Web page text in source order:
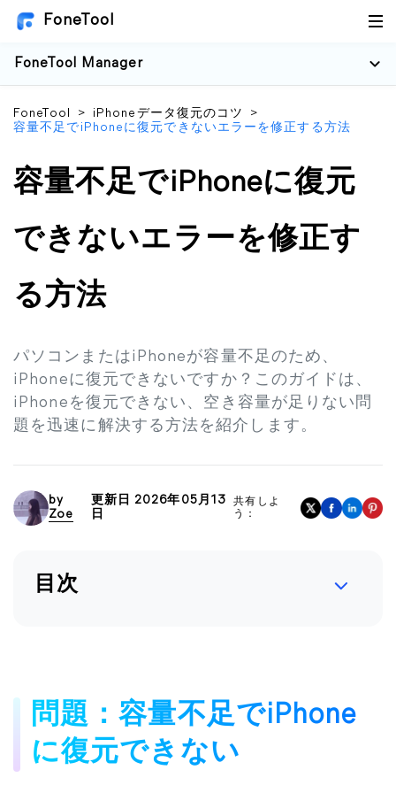
FoneTool
FoneTool Manager
FoneTool > iPhoneデータ復元のコツ
>
容量不足でiPhoneに復元できないエラーを修正する方法
容量不足でiPhoneに復元
できないエラーを修正す
る方法
パソコンまたはiPhoneが容量不足のため、
iPhoneに復元できないですか？このガイドは、
iPhoneを復元できない、空き容量が足りない問
題を迅速に解決する方法を紹介します。
by
Zoe
更新日 2026年05月13
日
共有しよ
う：
目次
問題：容量不足でiPhone
に復元できない